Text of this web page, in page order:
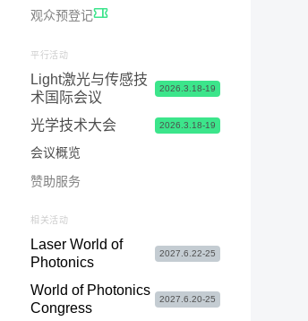
观众预登记
平行活动
Light激光与传感技
术国际会议
2026.3.18-19
光学技术大会 2026.3.18-19
会议概览
赞助服务
相关活动
Laser World of
Photonics
2027.6.22-25
World of Photonics
Congress
2027.6.20-25